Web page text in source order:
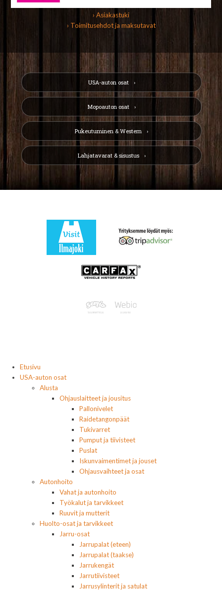
› Asiakastuki
› Toimitusehdot ja maksutavat
USA-auton osat
Mopoauton osat
Pukeutuminen & Western
Lahjatavarat & sisustus
Etusivu
USA-auton osat
Alusta
Ohjauslaitteet ja jousitus
Pallonivelet
Raidetangonpäät
Tukivarret
Pumput ja tiivisteet
Puslat
Iskunvaimentimet ja jouset
Ohjausvaihteet ja osat
Autonhoito
Vahat ja autonhoito
Työkalut ja tarvikkeet
Ruuvit ja mutterit
Huolto-osat ja tarvikkeet
Jarru-osat
Jarrupalat (eteen)
Jarrupalat (taakse)
Jarrukengät
Jarrutiivisteet
Jarrusylinterit ja satulat